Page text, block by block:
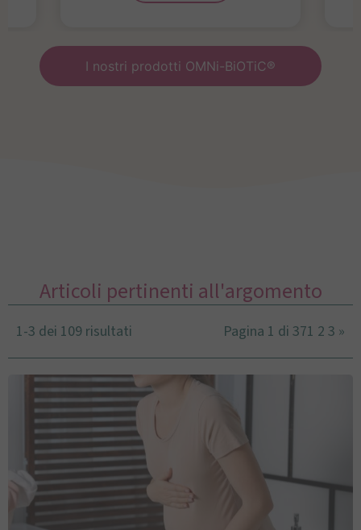
I nostri prodotti OMNi-BiOTiC®
Articoli pertinenti all'argomento
1-3 dei 109 risultati Pagina 1 di 371 2 3 »